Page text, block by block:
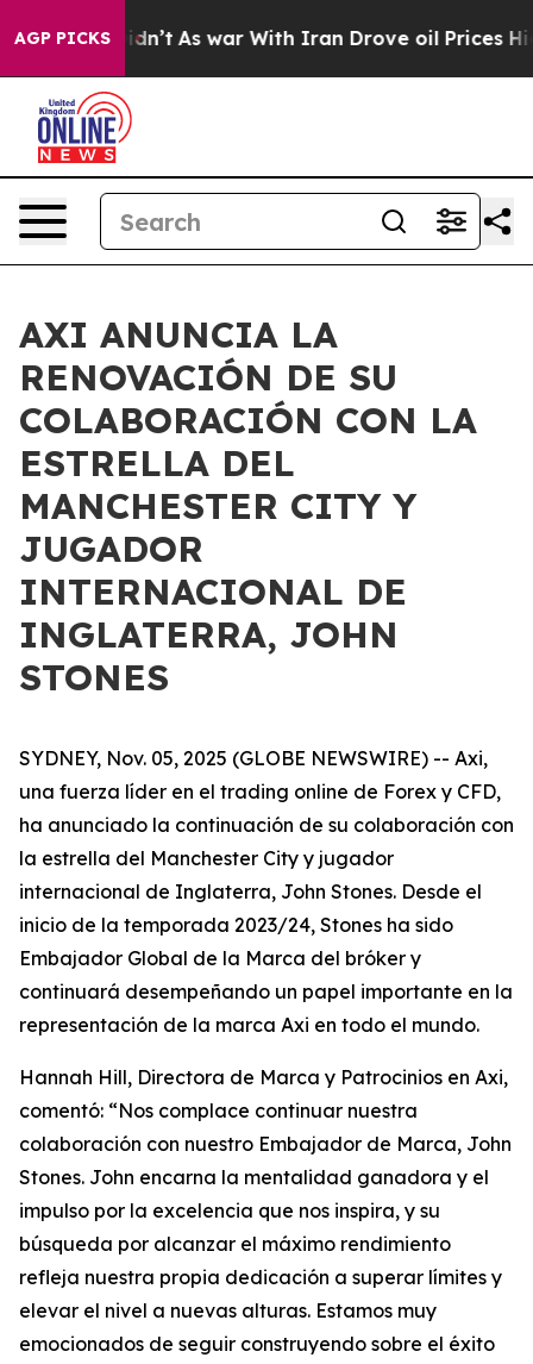
AGP PICKS
Well, it Didn’t As war With Iran Drove oil Prices
AXI ANUNCIA LA
RENOVACIÓN DE SU
COLABORACIÓN CON LA
ESTRELLA DEL
MANCHESTER CITY Y
JUGADOR
INTERNACIONAL DE
INGLATERRA, JOHN
STONES
SYDNEY, Nov. 05, 2025 (GLOBE NEWSWIRE) -- Axi,
una fuerza líder en el trading online de Forex y CFD,
ha anunciado la continuación de su colaboración con
la estrella del Manchester City y jugador
internacional de Inglaterra, John Stones. Desde el
inicio de la temporada 2023/24, Stones ha sido
Embajador Global de la Marca del bróker y
continuará desempeñando un papel importante en la
representación de la marca Axi en todo el mundo.
Hannah Hill, Directora de Marca y Patrocinios en Axi,
comentó: “Nos complace continuar nuestra
colaboración con nuestro Embajador de Marca, John
Stones. John encarna la mentalidad ganadora y el
impulso por la excelencia que nos inspira, y su
búsqueda por alcanzar el máximo rendimiento
refleja nuestra propia dedicación a superar límites y
elevar el nivel a nuevas alturas. Estamos muy
emocionados de seguir construyendo sobre el éxito